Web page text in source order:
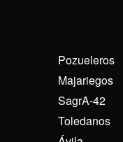
Pozueleros
Majariegos
SagrA-42
Toledanos